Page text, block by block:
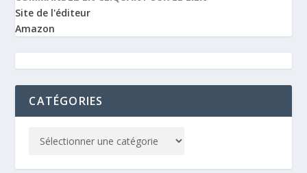
Site de l'éditeur
Amazon
CATÉGORIES